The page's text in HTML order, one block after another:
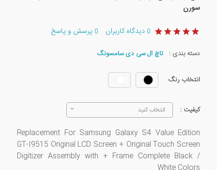
سورن
0 دیدگاه کاربران 0 پرسش و پاسخ
دسته بندی : تاچ ال سی دی سامسونگ
انتخاب رنگ
کیفیت : انتخاب کنید
Replacement For Samsung Galaxy S4 Value Edition
GT-I9515 Original LCD Screen + Original Touch Screen
Digitizer Assembly with + Frame Complete Black /